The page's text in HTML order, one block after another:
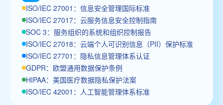
ISO/IEC 27001：信息安全管理国际标准
ISO/IEC 27017：云服务信息安全控制指南
SOC 3：服务组织的系统和组织控制报告
ISO/IEC 27018：云端个人可识别信息（PII）保护标准
ISO/IEC 27701：隐私信息管理体系认证
GDPR：欧盟通用数据保护条例
HIPAA：美国医疗数据隐私保护法案
ISO/IEC 42001：人工智能管理体系标准